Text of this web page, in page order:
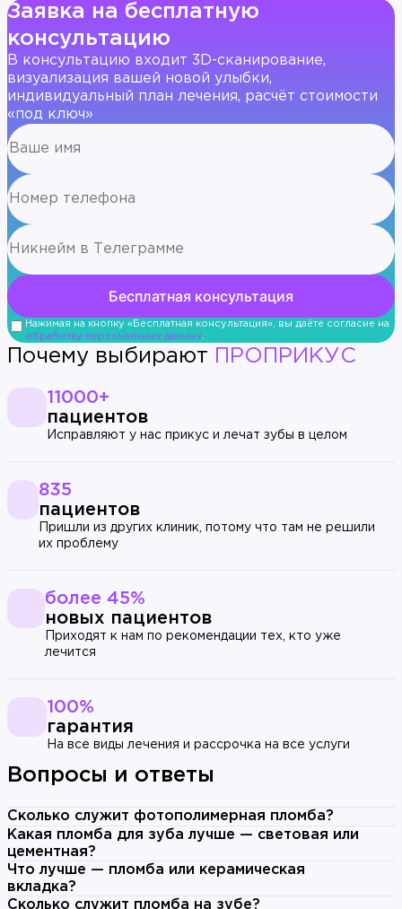
Заявка на бесплатную
консультацию
В консультацию входит 3D-сканирование,
визуализация вашей новой улыбки,
индивидуальный план лечения, расчёт стоимости
«под ключ»
Нажимая на кнопку «Бесплатная консультация», вы даёте согласие на
обработку персональных данных
Почему выбирают ПРОПРИКУС
11000+
пациентов
Исправляют у нас прикус и лечат зубы в целом
835
пациентов
Пришли из других клиник, потому что там не решили
их проблему
более 45%
новых пациентов
Приходят к нам по рекомендации тех, кто уже
лечится
100%
гарантия
На все виды лечения и рассрочка на все услуги
Вопросы и ответы
Сколько служит фотополимерная пломба?
В среднем 5–10 лет. При хорошей гигиене,
регулярных осмотрах и умеренной жевательной
нагрузке современные фотополимеры могут
прослужить 15–20 лет. На жевательных зубах срок
обычно короче, чем на передних.
Какая пломба для зуба лучше — световая или
цементная?
Для большинства случаев у взрослых
фотополимер (световая пломба) лучше: дольше
служит, точнее подбирается по цвету, лучше
Что лучше — пломба или керамическая
вкладка?
При небольшом и среднем дефекте (до 50%
Сколько служит пломба на зубе?